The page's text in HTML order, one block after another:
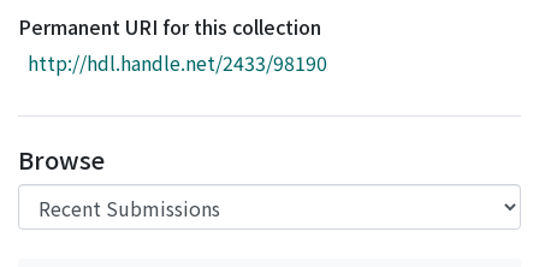
Permanent URI for this collection
http://hdl.handle.net/2433/98190
Browse